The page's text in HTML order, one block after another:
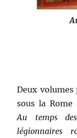
Deux
sous la
Au temps
légionnaires